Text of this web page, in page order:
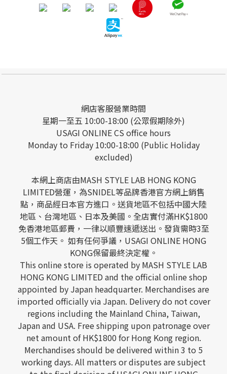
網店客服營業時間
星期一至五 10:00-18:00 (公眾假期除外)
USAGI ONLINE CS office hours
Monday to Friday 10:00-18:00 (Public Holiday
excluded)
本網上商店由MASH STYLE LAB HONG KONG
LIMITED營運，為SNIDEL等品牌香港官方網上銷售
點，商品經日本官方進口。送貨地區不包括中國大陸
地區、台灣地區、日本及美國。全店實付滿HK$1800
免香港地區郵費，一律以順豐速遞送出。發貨需時3至
5個工作天。 如有任何爭議，USAGI ONLINE HONG
KONG保留最終決定權。
This online store is operated by MASH STYLE LAB
HONG KONG LIMITED and the official online shop
appointed by Japan headquarter. Merchandises are
imported officially via Japan. Delivery do not cover
regions including the Mainland China, Taiwan,
Japan and USA. Free shipping upon patronage over
net amount of HK$1800 for Hong Kong region.
Merchandises should be delivered within 3 to 5
working days. All matters or disputes are subject